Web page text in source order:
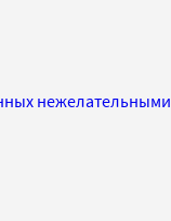
нежелательными